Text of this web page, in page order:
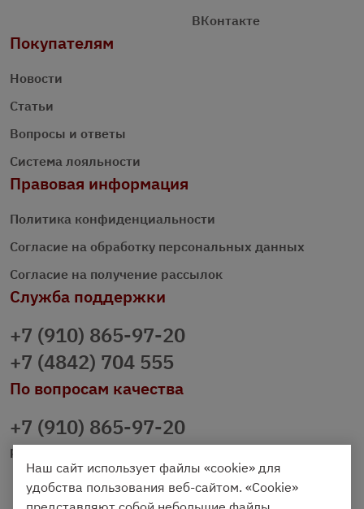
ВКонтакте
Покупателям
Новости
Статьи
Вопросы и ответы
Система лояльности
Правовая информация
Политика конфиденциальности
Согласие на обработку персональных данных
Согласие на получение рассылок
Служба поддержки
+7 (910) 865-97-20
+7 (4842) 704 555
По вопросам качества
+7 (910) 865-97-20
prazdnichniy40@palmi.ru
Наш сайт использует файлы «cookie» для
удобства пользования веб-сайтом. «Cookie»